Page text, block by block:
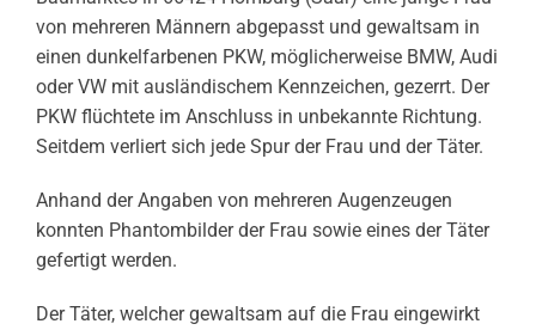
von mehreren Männern abgepasst und gewaltsam in
einen dunkelfarbenen PKW, möglicherweise BMW, Audi
oder VW mit ausländischem Kennzeichen, gezerrt. Der
PKW flüchtete im Anschluss in unbekannte Richtung.
Seitdem verliert sich jede Spur der Frau und der Täter.
Anhand der Angaben von mehreren Augenzeugen
konnten Phantombilder der Frau sowie eines der Täter
gefertigt werden.
Der Täter, welcher gewaltsam auf die Frau eingewirkt